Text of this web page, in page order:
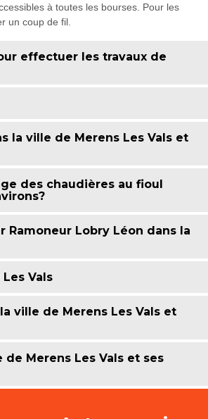
à toutes les bourses. Pour les
un coup de fil.
effectuer les travaux de
la ville de Merens Les Vals et
des chaudières au fioul
Lobry Léon dans la
Vals
ville de Merens Les Vals et
Merens Les Vals et ses